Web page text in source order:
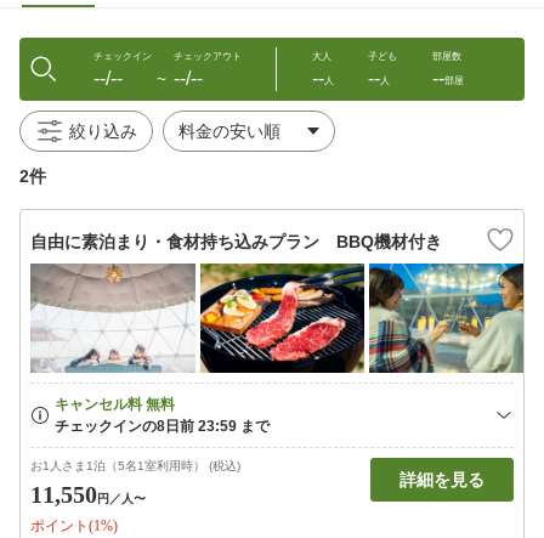
チェックイン
--/-- 〜
チェックアウト
--/--
大人
--人
子ども
--人
部屋数
--部屋
絞り込み
2件
自由に素泊まり・食材持ち込みプラン BBQ機材付き
お1人さま1泊（5名1室利用時） (税込)
11,550円 ／人〜
ポイント(1%)
詳細を見る